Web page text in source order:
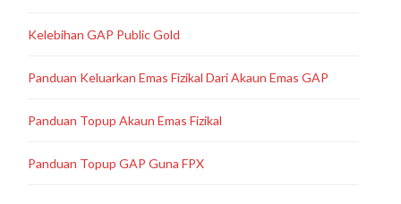
Kelebihan GAP Public Gold
Panduan Keluarkan Emas Fizikal Dari Akaun Emas GAP
Panduan Topup Akaun Emas Fizikal
Panduan Topup GAP Guna FPX